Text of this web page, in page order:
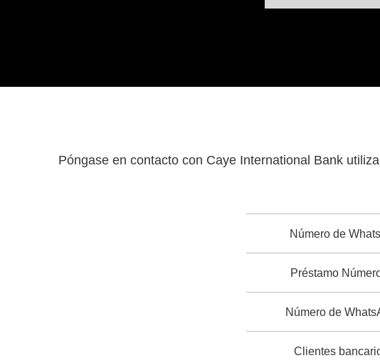
Póngase en contacto con Caye International Bank
Número de
Préstamo
Número de
Clientes